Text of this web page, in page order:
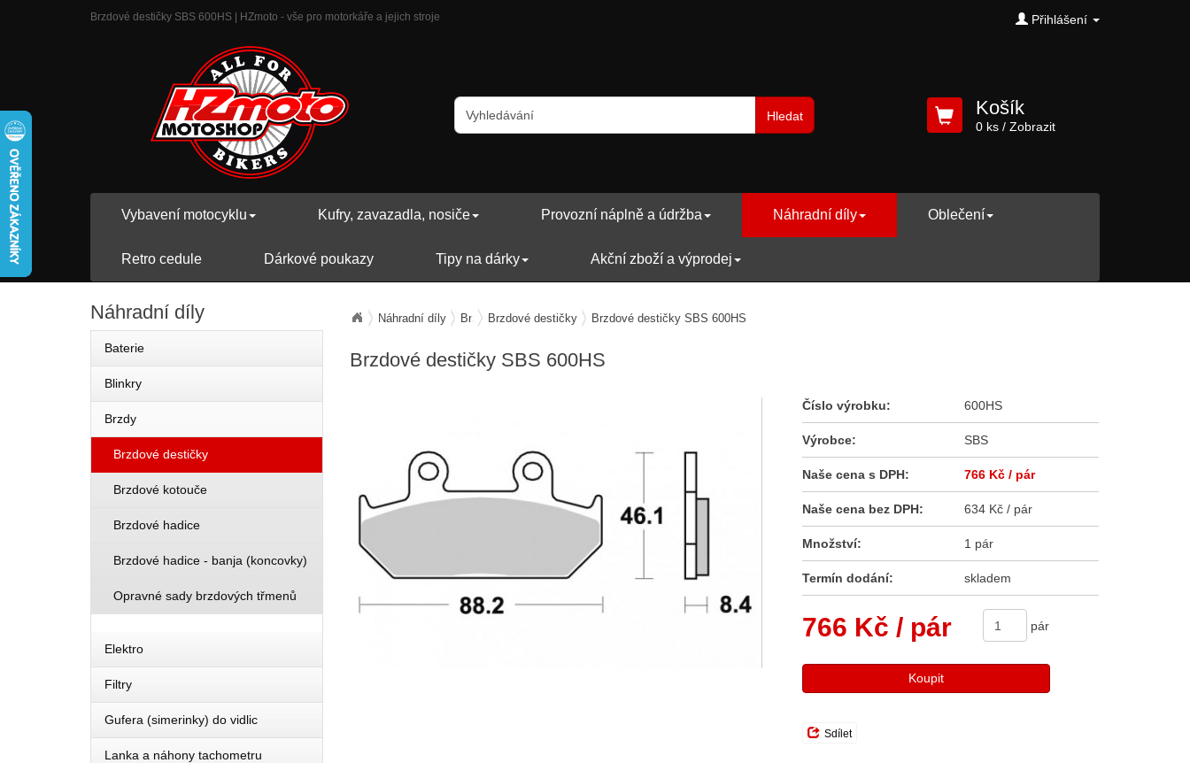
Brzdové destičky SBS 600HS | HZmoto - vše pro motorkáře a jejich stroje Přihlášení
Hledat Košík
0 ks/ Zobrazit
Vybavení motocyklu Kufry, zavazadla, nosiče Provozní náplně a údržba Náhradní díly Oblečení
Retro cedule Dárkové poukazy Tipy na dárky Akční zboží a výprodej
Náhradní díly BrzdyBrzdové destičky Brzdové destičky SBS 600HS
Brzdové destičky SBS 600HS
Číslo výrobku: 600HS
Výrobce: SBS
Naše cena s DPH: 766 Kč / pár
Naše cena bez DPH: 634 Kč / pár
Množství: 1 pár
Termín dodání: skladem
766 Kč / pár pár
Koupit
Sdílet
Náhradní díly
Baterie
Blinkry
Brzdy
Brzdové destičky
Brzdové kotouče
Brzdové hadice
Brzdové hadice - banja (koncovky)
Opravné sady brzdových třmenů
Elektro
Filtry
Gufera (simerinky) do vidlic
Lanka a náhony tachometru